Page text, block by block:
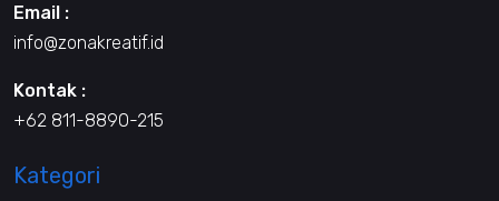
Email :
info@zonakreatif.id
Kontak :
+62 811-8890-215
Kategori